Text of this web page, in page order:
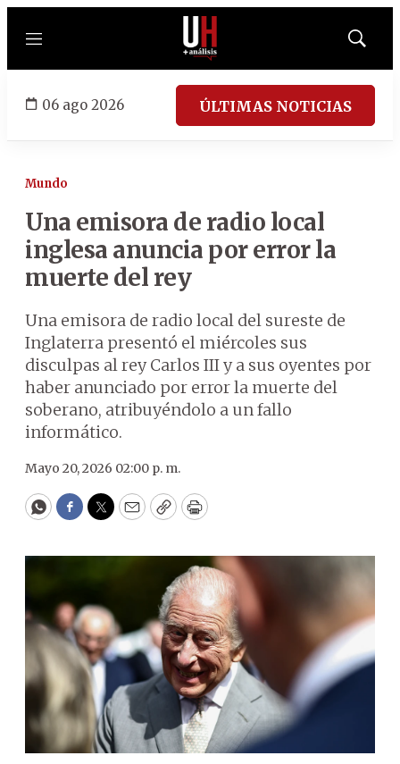
Menú
Mostrar
06 ago 2026 ÚLTIMAS NOTICIAS
Mundo
Una emisora de radio local
inglesa anuncia por error la
muerte del rey
Una emisora de radio local del sureste de
Inglaterra presentó el miércoles sus
disculpas al rey Carlos III y a sus oyentes por
haber anunciado por error la muerte del
soberano, atribuyéndolo a un fallo
informático.
Mayo 20, 2026 02:00 p. m.
WhatsApp
Facebook
Twitter
EmailCopyPrint